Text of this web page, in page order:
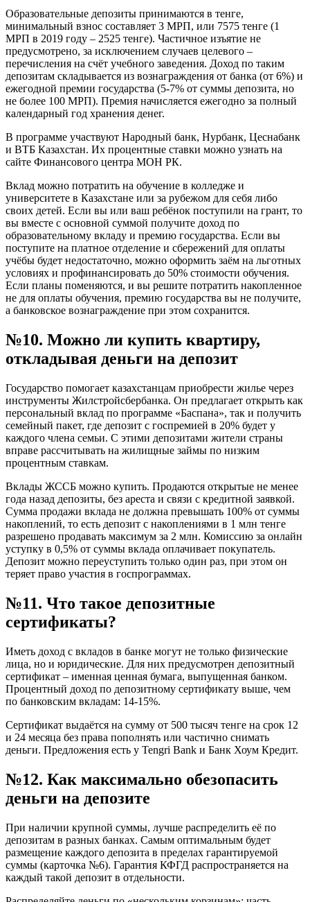
Образовательные депозиты принимаются в тенге,
минимальный взнос составляет 3 МРП, или 7575 тенге (1
МРП в 2019 году – 2525 тенге). Частичное изъятие не
предусмотрено, за исключением случаев целевого –
перечисления на счёт учебного заведения. Доход по таким
депозитам складывается из вознаграждения от банка (от 6%) и
ежегодной премии государства (5-7% от суммы депозита, но
не более 100 МРП). Премия начисляется ежегодно за полный
календарный год хранения денег.
В программе участвуют Народный банк, Нурбанк, Цеснабанк
и ВТБ Казахстан. Их процентные ставки можно узнать на
сайте Финансового центра МОН РК.
Вклад можно потратить на обучение в колледже и
университете в Казахстане или за рубежом для себя либо
своих детей. Если вы или ваш ребёнок поступили на грант, то
вы вместе с основной суммой получите доход по
образовательному вкладу и премию государства. Если вы
поступите на платное отделение и сбережений для оплаты
учёбы будет недостаточно, можно оформить заём на льготных
условиях и профинансировать до 50% стоимости обучения.
Если планы поменяются, и вы решите потратить накопленное
не для оплаты обучения, премию государства вы не получите,
а банковское вознаграждение при этом сохранится.
№10. Можно ли купить квартиру,
откладывая деньги на депозит
Государство помогает казахстанцам приобрести жилье через
инструменты Жилстройсбербанка. Он предлагает открыть как
персональный вклад по программе «Баспана», так и получить
семейный пакет, где депозит с госпремией в 20% будет у
каждого члена семьи. С этими депозитами жители страны
вправе рассчитывать на жилищные займы по низким
процентным ставкам.
Вклады ЖССБ можно купить. Продаются открытые не менее
года назад депозиты, без ареста и связи с кредитной заявкой.
Сумма продажи вклада не должна превышать 100% от суммы
накоплений, то есть депозит с накоплениями в 1 млн тенге
разрешено продавать максимум за 2 млн. Комиссию за онлайн
уступку в 0,5% от суммы вклада оплачивает покупатель.
Депозит можно переуступить только один раз, при этом он
теряет право участия в госпрограммах.
№11. Что такое депозитные
сертификаты?
Иметь доход с вкладов в банке могут не только физические
лица, но и юридические. Для них предусмотрен депозитный
сертификат – именная ценная бумага, выпущенная банком.
Процентный доход по депозитному сертификату выше, чем
по банковским вкладам: 14-15%.
Сертификат выдаётся на сумму от 500 тысяч тенге на срок 12
и 24 месяца без права пополнять или частично снимать
деньги. Предложения есть у Tengri Bank и Банк Хоум Кредит.
№12. Как максимально обезопасить
деньги на депозите
При наличии крупной суммы, лучше распределить её по
депозитам в разных банках. Самым оптимальным будет
размещение каждого депозита в пределах гарантируемой
суммы (карточка №6). Гарантия КФГД распространяется на
каждый такой депозит в отдельности.